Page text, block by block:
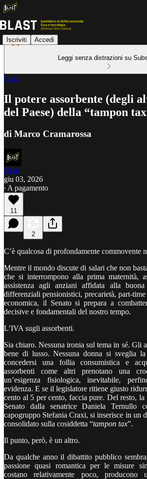
Iscriviti Accedi
Leggi senza distrazioni su
Fisco
Il potere assorbente (degli
del Paese) della “tampon
di Marco Cramarossa
Blast
giu 03, 2026
∙ A pagamento
11
2
C’è qualcosa di profondamente commovente
Mentre il mondo discute di salari che non
che si interrompono alla prima maternità,
assistenza agli anziani affidata alla
differenziali pensionistici, precarietà, part-
economica, il Senato si prepara a
decisive e fondamentali del nostro tempo.
L’IVA sugli assorbenti.
Sia chiaro. Nessuna ironia sul tema in sé. Gli
bene di lusso. Nessuna donna si sveglia
concedersi una follia consumistica e
assorbenti come altri prenotano una
un’esigenza fisiologica, inevitabile,
evidenza. E se il legislatore ritiene giusto
cento al 5 per cento, faccia pure. Del resto, la
Senato dalla senatrice Daniela Ternullo
capogruppo Stefania Craxi, si inserisce in un
consolidato sulla cosiddetta “tampon tax”.
Il punto, però, è un altro.
Da qualche anno il dibattito pubblico
passione quasi romantica per le misure
costano relativamente poco,